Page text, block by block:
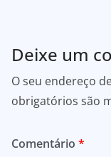
Deixe um
O seu endereço
obrigatórios são
Comentário *